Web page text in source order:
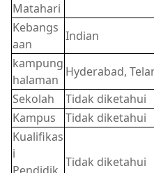
Matahari
Kebangs
aan
Indian
kampung
halaman
Hyderabad,
Sekolah
Tidak diketahui
Kampus
Tidak diketahui
Kualifikas
i
Tidak diketahui